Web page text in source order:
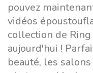
pouvez
vidéos
collection de
aujourd'hui !
beauté, les